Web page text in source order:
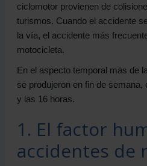
ciclomotor provienen de
turismos. Cuando el accidente
la vía, el accidente más
motocicleta.
En el aspecto temporal más de
se produjeron en fin de
y las 16 horas.
1. El factor
accidentes de